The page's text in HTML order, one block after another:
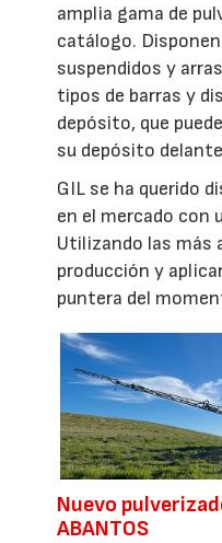
amplia gama de
catálogo.
suspendidos y
tipos de barras y
depósito, que
su depósito
GIL se ha querido
en el mercado con
Utilizando las más
producción y
puntera del
Nuevo
ABANTOS